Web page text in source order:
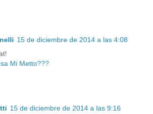
15 de diciembre de 2014 a las 4:08
Mi Metto???
15 de diciembre de 2014 a las 9:16